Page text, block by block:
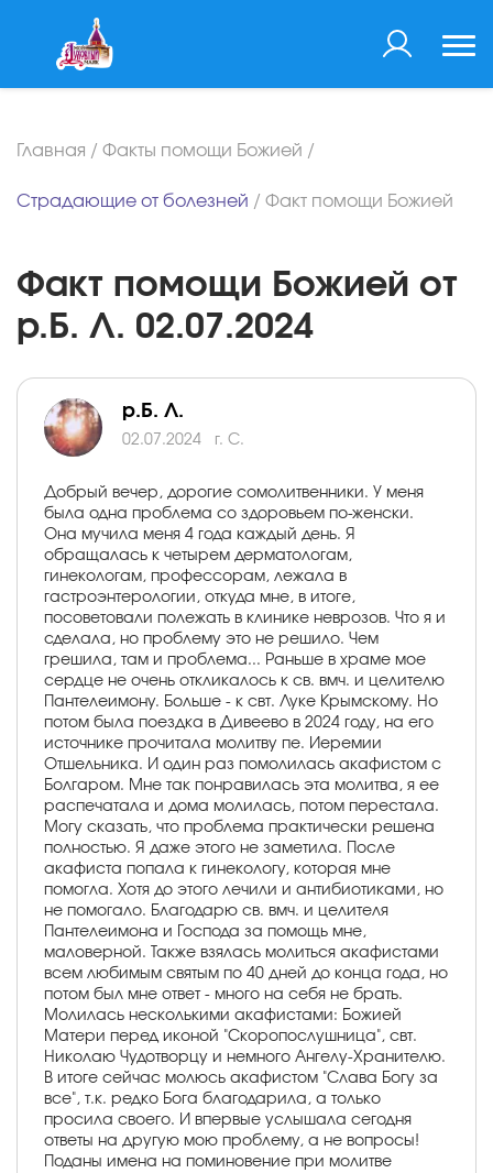
Главная / Факты помощи Божией /
Страдающие от болезней / Факт помощи Божией
Факт помощи Божией от
р.Б. Л. 02.07.2024
р.Б. Л.
02.07.2024 г. С.
Добрый вечер, дорогие сомолитвенники. У меня
была одна проблема со здоровьем по-женски.
Она мучила меня 4 года каждый день. Я
обращалась к четырем дерматологам,
гинекологам, профессорам, лежала в
гастроэнтерологии, откуда мне, в итоге,
посоветовали полежать в клинике неврозов. Что я и
сделала, но проблему это не решило. Чем
грешила, там и проблема... Раньше в храме мое
сердце не очень откликалось к св. вмч. и целителю
Пантелеимону. Больше - к свт. Луке Крымскому. Но
потом была поездка в Дивеево в 2024 году, на его
источнике прочитала молитву пе. Иеремии
Отшельника. И один раз помолилась акафистом с
Болгаром. Мне так понравилась эта молитва, я ее
распечатала и дома молилась, потом перестала.
Могу сказать, что проблема практически решена
полностью. Я даже этого не заметила. После
акафиста попала к гинекологу, которая мне
помогла. Хотя до этого лечили и антибиотиками, но
не помогало. Благодарю св. вмч. и целителя
Пантелеимона и Господа за помощь мне,
маловерной. Также взялась молиться акафистами
всем любимым святым по 40 дней до конца года, но
потом был мне ответ - много на себя не брать.
Молилась несколькими акафистами: Божией
Матери перед иконой "Скоропослушница", свт.
Николаю Чудотворцу и немного Ангелу-Хранителю.
В итоге сейчас молюсь акафистом "Слава Богу за
все", т.к. редко Бога благодарила, а только
просила своего. И впервые услышала сегодня
ответы на другую мою проблему, а не вопросы!
Поданы имена на поминовение при молитве